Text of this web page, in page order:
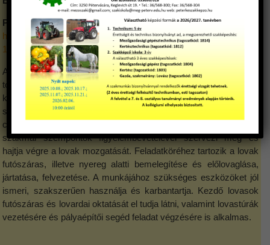
Programkövetelmény
https://api.ikk.hu/storage/uploads/files/08115001_belovaglo_pdf-
1608555579820.pdf
A belovagló legfőbb feladata a lovak kiképzése és
továbbképzése, korrigálása és bemutatása a díjlovaglásban
könnyű/közép osztályú, díjugratásban stílus, valamint lovastusa
szakág kezdő képzettségi szintjéig. A rábízott lovak képzési
céljának szemelőtt tartásával, az etikai, állategészségügyi és
szakmai szempontok figyelembevételével szervezi meg és
hajtja végre a lovak mozgatását. Feladatköréhez tartozik a lovak
futószáras, illetve nyereg alatti bemelegítése és előlovaglása,
jártatása, felvezetése. A munkájához szükséges eszközöket jól
ismeri, szakszerűen használja és karbantartja. Kezdő lovasok
futószáras és lovardai oktatását el tudja látni, valamint lovastúrák
vezetésére és pályaépítői segéd feladat végzésére is alkalmas.